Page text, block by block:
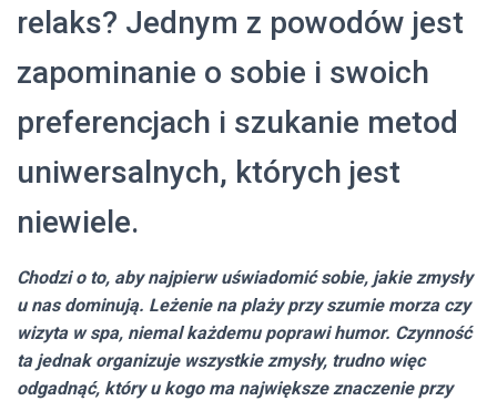
relaks? Jednym z powodów jest
zapominanie o sobie i swoich
preferencjach i szukanie metod
uniwersalnych, których jest
niewiele.
Chodzi o to, aby najpierw uświadomić sobie, jakie zmysły
u nas dominują. Leżenie na plaży przy szumie morza czy
wizyta w spa, niemal każdemu poprawi humor. Czynność
ta jednak organizuje wszystkie zmysły, trudno więc
odgadnąć, który u kogo ma największe znaczenie przy